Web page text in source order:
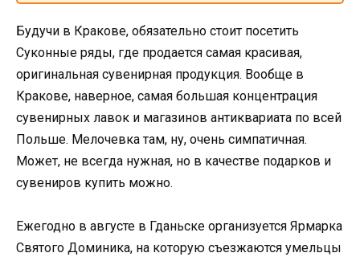
Будучи в Кракове, обязательно стоит посетить
Суконные ряды, где продается самая красивая,
оригинальная сувенирная продукция. Вообще в
Кракове, наверное, самая большая концентрация
сувенирных лавок и магазинов антиквариата по всей
Польше. Мелочевка там, ну, очень симпатичная.
Может, не всегда нужная, но в качестве подарков и
сувениров купить можно.
Ежегодно в августе в Гданьске организуется Ярмарка
Святого Доминика, на которую съезжаются умельцы